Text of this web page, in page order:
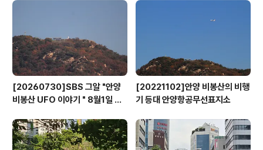
[20260730]SBS 그알 "안양
비봉산 UFO 이야기 " 8월1일 방
[20221102]안양 비봉산의 비행
기 등대 안양항공무선표지소